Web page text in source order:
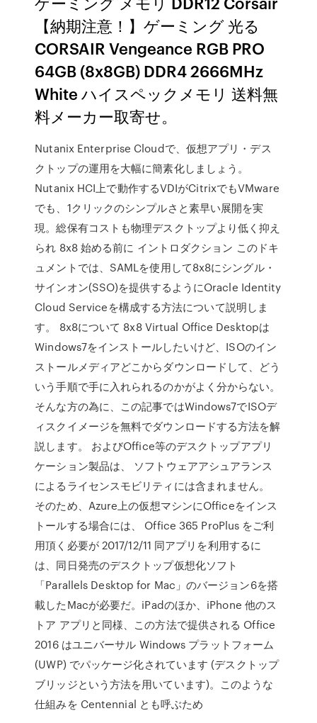
【納期注意！】ゲーミング 光る
CORSAIR Vengeance RGB PRO
64GB (8x8GB) DDR4 2666MHz
White ハイスペックメモリ 送料無
料メーカー取寄せ。
Nutanix Enterprise Cloudで、仮想アプリ・デス
クトップの運用を大幅に簡素化しましょう。
Nutanix HCI上で動作するVDIがCitrixでもVMware
でも、1クリックのシンプルさと素早い展開を実
現。総保有コストも物理デスクトップより低く抑え
られ 8x8 始める前に イントロダクション このドキ
ュメントでは、SAMLを使用して8x8にシングル・
サインオン(SSO)を提供するようにOracle Identity
Cloud Serviceを構成する方法について説明しま
す。 8x8について 8x8 Virtual Office Desktopは
Windows7をインストールしたいけど、ISOのイン
ストールメディアどこからダウンロードして、どう
いう手順で手に入れられるのかがよく分からない。
そんな方の為に、この記事ではWindows7でISOデ
ィスクイメージを無料でダウンロードする方法を解
説します。 およびOffice等のデスクトップアプリ
ケーション製品は、 ソフトウェアアシュアランス
によるライセンスモビリティには含まれません。
そのため、Azure上の仮想マシンにOfficeをインス
トールする場合には、 Office 365 ProPlus をご利
用頂く必要が 2017/12/11 同アプリを利用するに
は、同日発売のデスクトップ仮想化ソフト
「Parallels Desktop for Mac」のバージョン6を搭
載したMacが必要だ。iPadのほか、iPhone 他のス
トア アプリと同様、この方法で提供される Office
2016 はユニバーサル Windows プラットフォーム
(UWP) でパッケージ化されています (デスクトップ
ブリッジという方法を用いています)。このような
仕組みを Centennial とも呼ぶため